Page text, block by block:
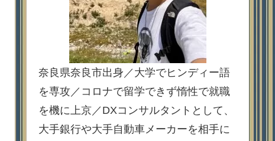
奈良県奈良市出身／大学でヒンディー語
を専攻／コロナで留学できず惰性で就職
を機に上京／DXコンサルタントとして、
大手銀行や大手自動車メーカーを相手に